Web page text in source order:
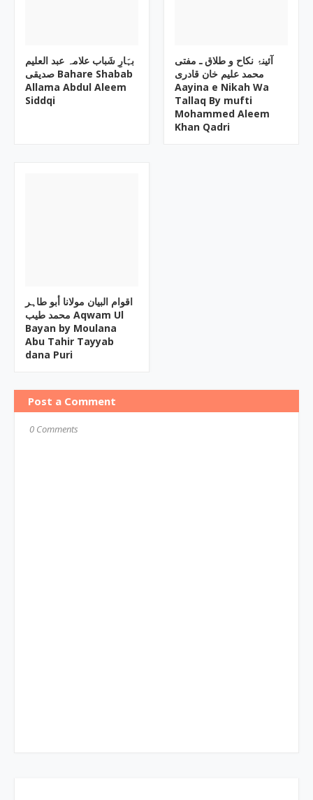
بہَارِ شَباب علامہ عبد العلیم
صدیقی Bahare Shabab
Allama Abdul Aleem
Siddqi
آئینۂ نکاح و طلاق ـ مفتی
محمد علیم خان قادری
Aayina e Nikah Wa
Tallaq By mufti
Mohammed Aleem
Khan Qadri
اقوام البیان مولانا أبو طاہر
محمد طیب Aqwam Ul
Bayan by Moulana
Abu Tahir Tayyab
dana Puri
Post a Comment
0 Comments